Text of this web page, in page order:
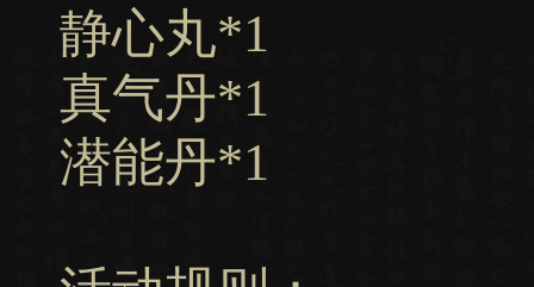
静心
真气
潜能